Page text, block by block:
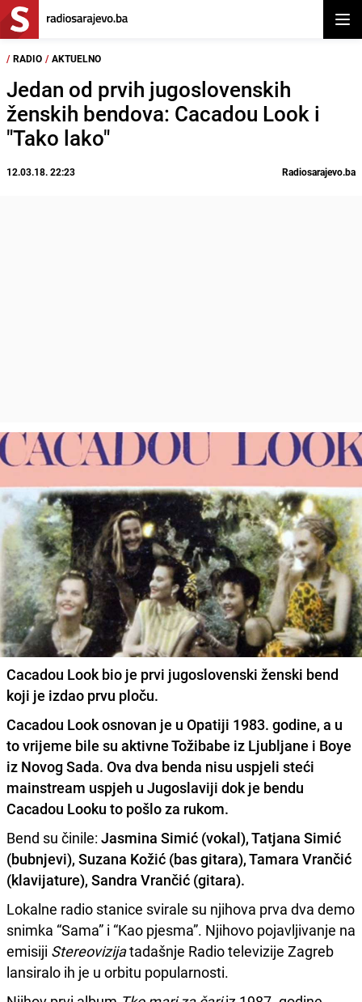
/ RADIO / AKTUELNO
Jedan od prvih jugoslovenskih
ženskih bendova: Cacadou Look i
"Tako lako"
12.03.18. 22:23 Radiosarajevo.ba
Cacadou Look bio je prvi jugoslovenski ženski bend
koji je izdao prvu ploču.
Cacadou Look osnovan je u Opatiji 1983. godine, a u
to vrijeme bile su aktivne Tožibabe iz Ljubljane i Boye
iz Novog Sada. Ova dva benda nisu uspjeli steći
mainstream uspjeh u Jugoslaviji dok je bendu
Cacadou Looku to pošlo za rukom.
Bend su činile: Jasmina Simić (vokal), Tatjana Simić
(bubnjevi), Suzana Kožić (bas gitara), Tamara Vrančić
(klavijature), Sandra Vrančić (gitara).
Lokalne radio stanice svirale su njihova prva dva demo
snimka “Sama” i “Kao pjesma”. Njihovo pojavljivanje na
emisiji Stereovizijatadašnje Radio televizije Zagreb
lansiralo ih je u orbitu popularnosti.